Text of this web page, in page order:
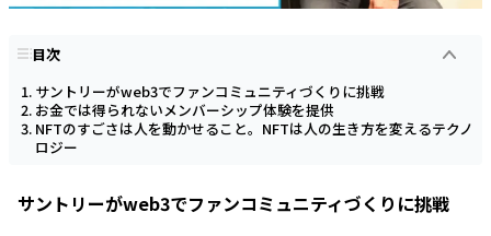
目次
サントリーがweb3でファンコミュニティづくりに挑戦
お金では得られないメンバーシップ体験を提供
NFTのすごさは人を動かせること。NFTは人の生き方を変えるテクノ
ロジー
サントリーがweb3でファンコミュニティづくりに挑戦